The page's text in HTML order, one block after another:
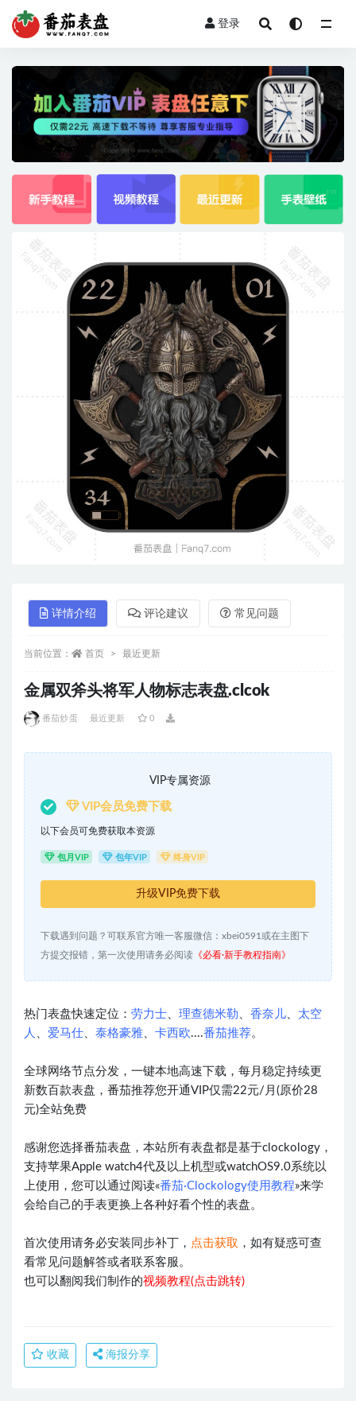
登录
详情介绍 评论建议 常见问题
当前位置： 首页 最近更新
金属双斧头将军人物标志表盘.clcok
番茄炒蛋 最近更新 0
VIP专属资源
VIP会员免费下载
以下会员可免费获取本资源
包月VIP 包年VIP 终身VIP
升级VIP免费下载
下载遇到问题？可联系官方唯一客服微信：xbei0591或在主图下
方提交报错，第一次使用请务必阅读 《必看·新手教程指南》
热门表盘快速定位： 劳力士 理查德米勒 香奈儿
太空
人
爱马仕 泰格豪雅 卡西欧....番茄推荐。
全球网络节点分发，一键本地高速下载，每月稳定持续更
新数百款表盘，番茄推荐您开通VIP仅需22元/月(原价28
元)全站免费
感谢您选择番茄表盘，本站所有表盘都是基于clockology，
支持苹果Apple watch4代及以上机型或watchOS9.0系统以
上使用，您可以通过阅读«番茄·Clockology使用教程»来学
会给自己的手表更换上各种好看个性的表盘。
首次使用请务必安装同步补丁， 点击获取 ，如有疑惑可查
看常见问题解答或者联系客服。
也可以翻阅我们制作的视频教程(点击跳转)
收藏 海报分享